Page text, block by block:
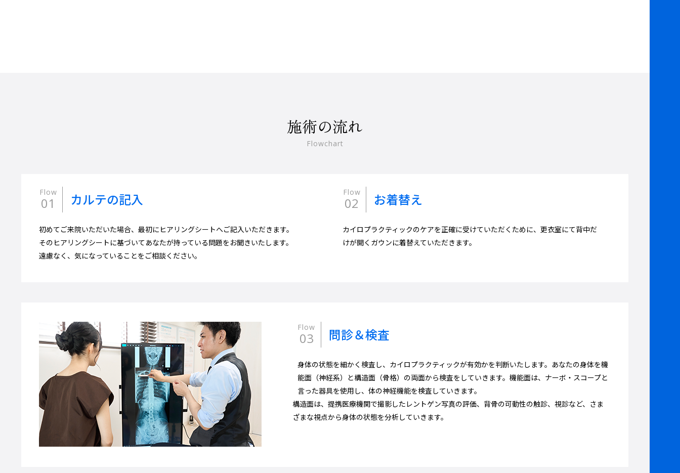
施術の流れ
Flowchart
Flow
01 カルテの記入
初めてご来院いただいた場合、最初にヒアリングシートへご記入いただきます。
そのヒアリングシートに基づいてあなたが持っている問題をお聞きいたします。
遠慮なく、気になっていることをご相談ください。
Flow
02 お着替え
カイロプラクティックのケアを正確に受けていただくために、更衣室にて背中だ
けが開くガウンに着替えていただきます。
Flow
03 問診＆検査
身体の状態を細かく検査し、カイロプラクティックが有効かを判断いたします。あなたの身体を機
能面（神経系）と構造面（骨格）の両面から検査をしていきます。機能面は、ナーボ・スコープと
言った器具を使用し、体の神経機能を検査していきます。
構造面は、提携医療機関で撮影したレントゲン写真の評価、背骨の可動性の触診、視診など、さま
ざまな視点から身体の状態を分析していきます。